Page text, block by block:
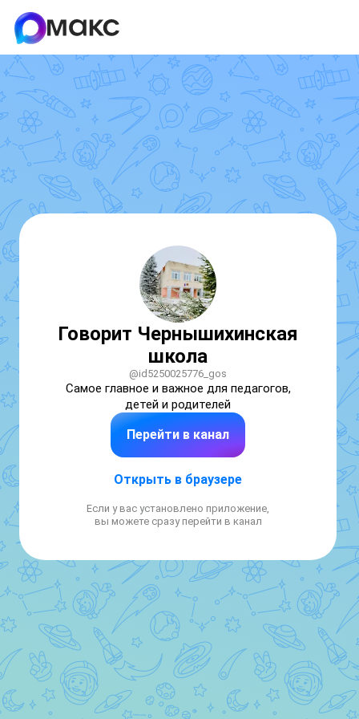
Говорит Чернышихинская
школа
@id5250025776_gos
Самое главное и важное для педагогов,
детей и родителей
Перейти в канал
Открыть в браузере
Если у вас установлено приложение,
вы можете сразу перейти в канал